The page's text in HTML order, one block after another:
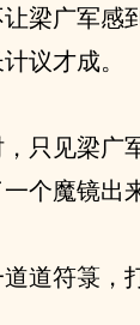
梁广军感
议才成。
只见梁广
个魔镜出来
道符箓，